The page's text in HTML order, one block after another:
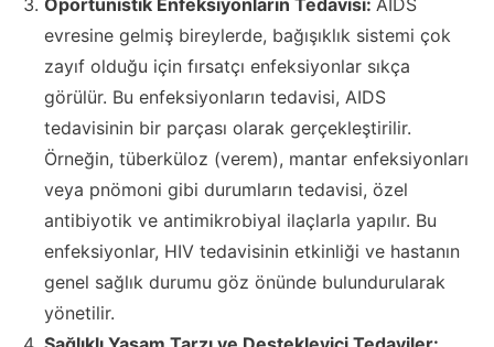
evresine gelmiş bireylerde, bağışıklık sistemi çok
zayıf olduğu için fırsatçı enfeksiyonlar sıkça
görülür. Bu enfeksiyonların tedavisi, AIDS
tedavisinin bir parçası olarak gerçekleştirilir.
Örneğin, tüberküloz (verem), mantar enfeksiyonları
veya pnömoni gibi durumların tedavisi, özel
antibiyotik ve antimikrobiyal ilaçlarla yapılır. Bu
enfeksiyonlar, HIV tedavisinin etkinliği ve hastanın
genel sağlık durumu göz önünde bulundurularak
yönetilir.